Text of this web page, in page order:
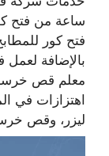
ساعة من فتح
فتح كور
بالإضافة
معلم قص
اهتزازات في
ليزر، وقص